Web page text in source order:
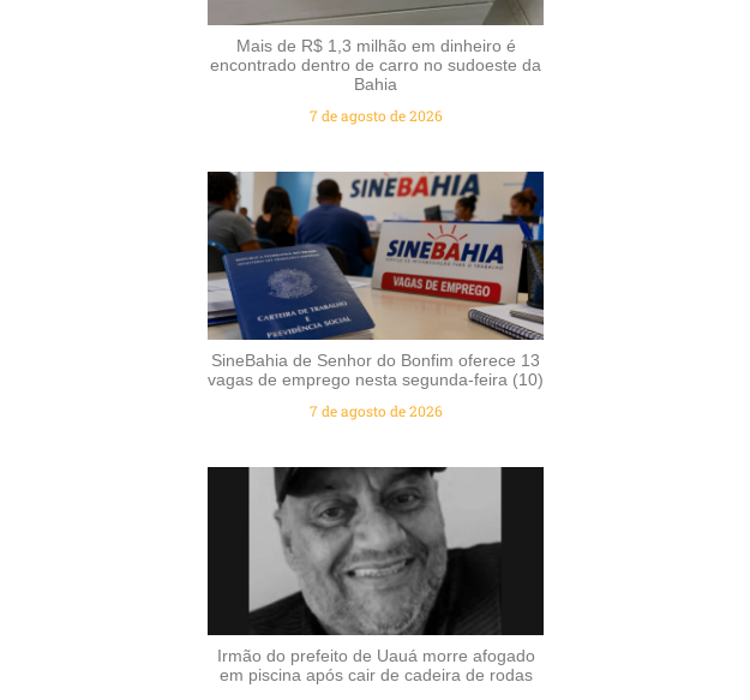
Mais de R$ 1,3 milhão em dinheiro é
encontrado dentro de carro no sudoeste da
Bahia
7 de agosto de 2026
SineBahia de Senhor do Bonfim oferece 13
vagas de emprego nesta segunda-feira (10)
7 de agosto de 2026
Irmão do prefeito de Uauá morre afogado
em piscina após cair de cadeira de rodas